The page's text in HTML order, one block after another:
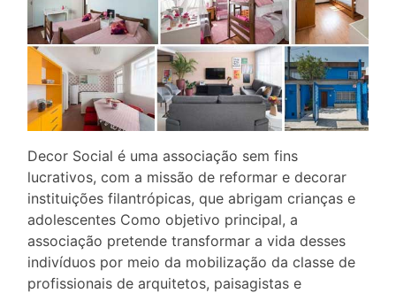
Decor Social é uma associação sem fins
lucrativos, com a missão de reformar e decorar
instituições filantrópicas, que abrigam crianças e
adolescentes Como objetivo principal, a
associação pretende transformar a vida desses
indivíduos por meio da mobilização da classe de
profissionais de arquitetos, paisagistas e